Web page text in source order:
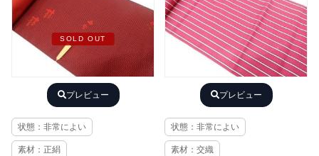
SOLD OUT
プレビュー
状態：非常によい
素材：正絹
プレビュー
状態：非常によい
素材：交織